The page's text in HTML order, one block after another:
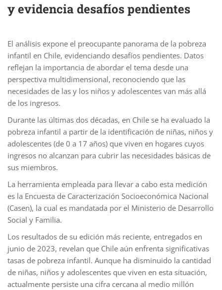
y evidencia desafíos pendientes
El análisis expone el preocupante panorama de la pobreza
infantil en Chile, evidenciando desafíos pendientes. Datos
reflejan la importancia de abordar el tema desde una
perspectiva multidimensional, reconociendo que las
necesidades de las y los niños y adolescentes van más allá
de los ingresos.
Durante las últimas dos décadas, en Chile se ha evaluado la
pobreza infantil a partir de la identificación de niñas, niños y
adolescentes (de 0 a 17 años) que viven en hogares cuyos
ingresos no alcanzan para cubrir las necesidades básicas de
sus miembros.
La herramienta empleada para llevar a cabo esta medición
es la Encuesta de Caracterización Socioeconómica Nacional
(Casen), la cual es mandatada por el Ministerio de Desarrollo
Social y Familia.
Los resultados de su edición más reciente, entregados en
junio de 2023, revelan que Chile aún enfrenta significativas
tasas de pobreza infantil. Aunque ha disminuido la cantidad
de niñas, niños y adolescentes que viven en esta situación,
actualmente persiste una cifra cercana al medio millón